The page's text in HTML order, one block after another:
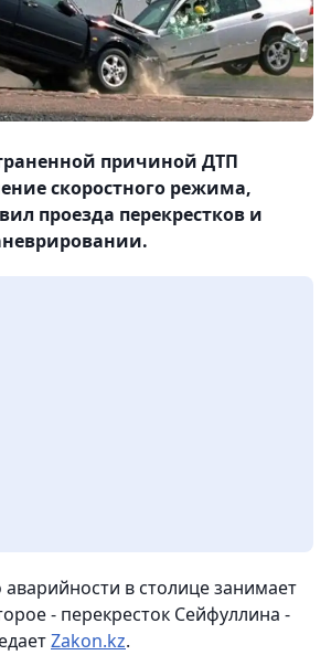
причиной ДТП
скоростного режима,
проезда перекрестков и
в столице занимает
- перекресток Сейфуллина -
Zakon.kz.